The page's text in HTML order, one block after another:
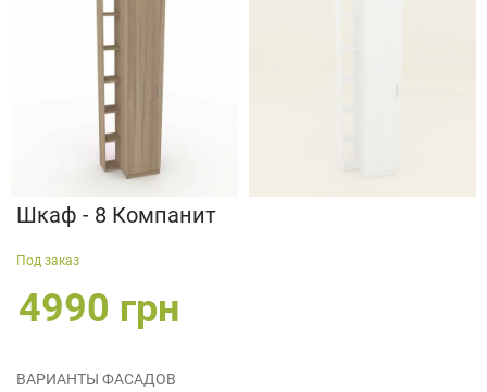
Шкаф - 8 Компанит
Под заказ
4990 грн
ВАРИАНТЫ ФАСАДОВ